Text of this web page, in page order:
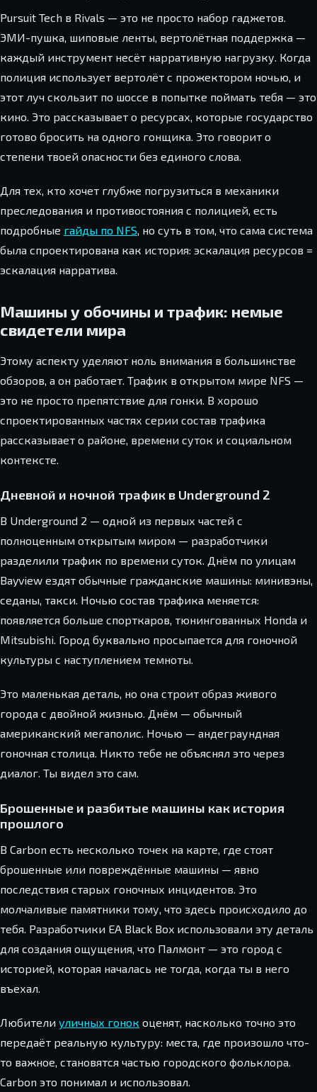
Pursuit Tech в Rivals — это не просто набор гаджетов.
ЭМИ-пушка, шиповые ленты, вертолётная поддержка —
каждый инструмент несёт нарративную нагрузку. Когда
полиция использует вертолёт с прожектором ночью, и
этот луч скользит по шоссе в попытке поймать тебя — это
кино. Это рассказывает о ресурсах, которые государство
готово бросить на одного гонщика. Это говорит о
степени твоей опасности без единого слова.
Для тех, кто хочет глубже погрузиться в механики
преследования и противостояния с полицией, есть
подробные гайды по NFS , но суть в том, что сама система
была спроектирована как история: эскалация ресурсов =
эскалация нарратива.
Машины у обочины и трафик: немые
свидетели мира
Этому аспекту уделяют ноль внимания в большинстве
обзоров, а он работает. Трафик в открытом мире NFS —
это не просто препятствие для гонки. В хорошо
спроектированных частях серии состав трафика
рассказывает о районе, времени суток и социальном
контексте.
Дневной и ночной трафик в Underground 2
В Underground 2 — одной из первых частей с
полноценным открытым миром — разработчики
разделили трафик по времени суток. Днём по улицам
Bayview ездят обычные гражданские машины: минивэны,
седаны, такси. Ночью состав трафика меняется:
появляется больше спорткаров, тюнингованных Honda и
Mitsubishi. Город буквально просыпается для гоночной
культуры с наступлением темноты.
Это маленькая деталь, но она строит образ живого
города с двойной жизнью. Днём — обычный
американский мегаполис. Ночью — андеграундная
гоночная столица. Никто тебе не объяснял это через
диалог. Ты видел это сам.
Брошенные и разбитые машины как история
прошлого
В Carbon есть несколько точек на карте, где стоят
брошенные или повреждённые машины — явно
последствия старых гоночных инцидентов. Это
молчаливые памятники тому, что здесь происходило до
тебя. Разработчики EA Black Box использовали эту деталь
для создания ощущения, что Палмонт — это город с
историей, которая началась не тогда, когда ты в него
въехал.
Любители уличных гонок оценят, насколько точно это
передаёт реальную культуру: места, где произошло что-
то важное, становятся частью городского фольклора.
Carbon это понимал и использовал.